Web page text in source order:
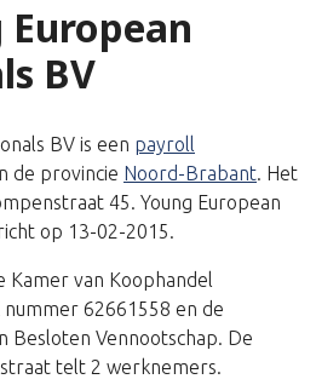
European
BV
BV is een payroll
de provincie Noord-Brabant. Het
45. Young European
op 13-02-2015.
van Koophandel
62661558 en de
Besloten Vennootschap. De
telt 2 werknemers.